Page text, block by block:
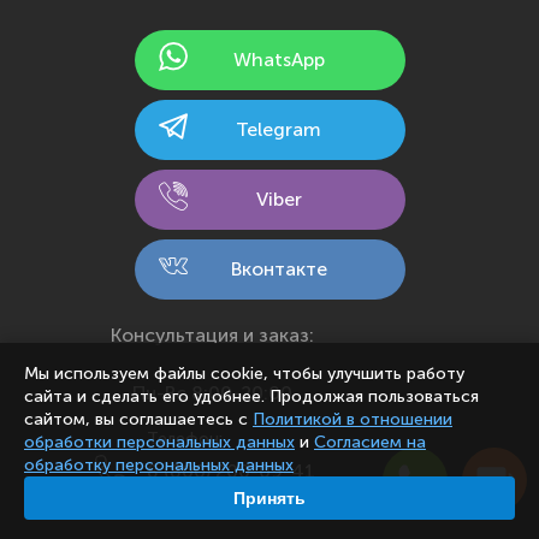
Йошкар-Ола
Калининград
Кемерово
Кострома
Краснодар
Красноярск
Курск
Липецк
Махачкала
Москва
Мурманск
WhatsApp
Telegram
Viber
Вконтакте
Консультация и заказ:
Пн-Вс 8:00-20:00
Телефон:
8 (800) 200-09-41
8 (800) 200-09-41
Мы используем файлы cookie, чтобы улучшить работу
сайта и сделать его удобнее. Продолжая пользоваться
сайтом, вы соглашаетесь с Политикой в отношении
обработки персональных данных и Согласием на
обработку персональных данных
Принять